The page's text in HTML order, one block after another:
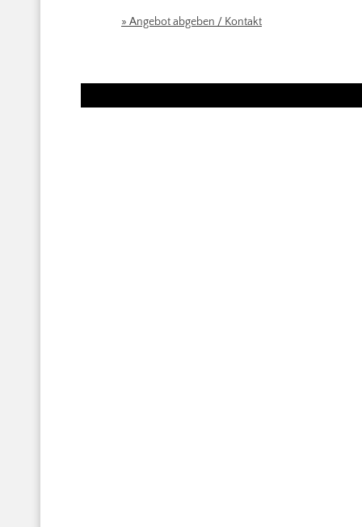
» Angebot abgeben / Kontakt